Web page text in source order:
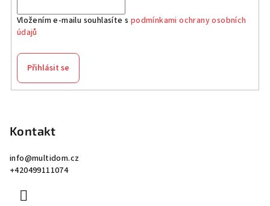
Vložením e-mailu souhlasíte s podmínkami ochrany osobních
údajů
Přihlásit se
Kontakt
info@multidom.cz
+420499111074